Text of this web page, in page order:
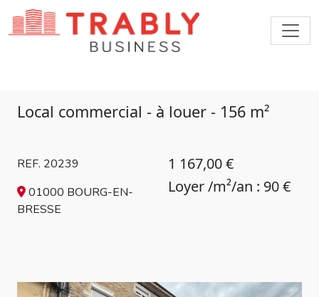
Local commercial - à louer - 156 m²
REF. 20239
01000 BOURG-EN-
BRESSE
1 167,00 €
Loyer /m²/an : 90 €